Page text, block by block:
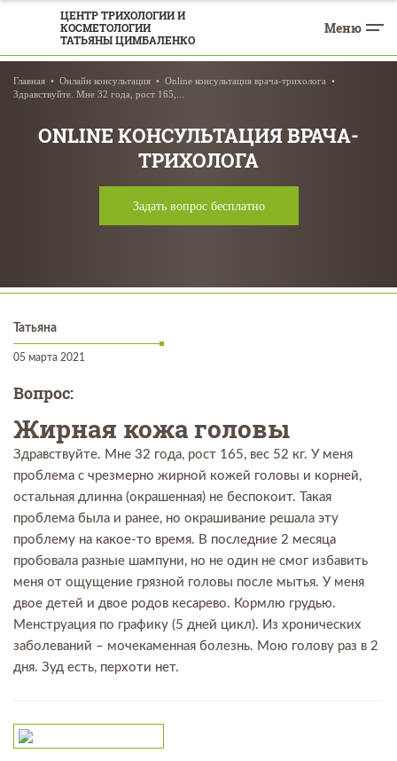
ЦЕНТР ТРИХОЛОГИИ И
КОСМЕТОЛОГИИ
ТАТЬЯНЫ ЦИМБАЛЕНКО
Меню
Главная Онлайн консультация
Online консультация врача-трихолога
Здравствуйте. Мне 32 года, рост 165,...
ONLINE КОНСУЛЬТАЦИЯ ВРАЧА-
ТРИХОЛОГА
Задать вопрос бесплатно
Татьяна
05 марта 2021
Вопрос:
Жирная кожа головы
Здравствуйте. Мне 32 года, рост 165, вес 52 кг. У меня
проблема с чрезмерно жирной кожей головы и корней,
остальная длинна (окрашенная) не беспокоит. Такая
проблема была и ранее, но окрашивание решала эту
проблему на какое-то время. В последние 2 месяца
пробовала разные шампуни, но не один не смог избавить
меня от ощущение грязной головы после мытья. У меня
двое детей и двое родов кесарево. Кормлю грудью.
Менструация по графику (5 дней цикл). Из хронических
заболеваний – мочекаменная болезнь. Мою голову раз в 2
дня. Зуд есть, перхоти нет.